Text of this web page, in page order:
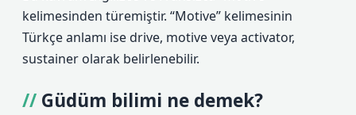
kelimesinden türemiştir. “Motive” kelimesinin
Türkçe anlamı ise drive, motive veya activator,
sustainer olarak belirlenebilir.
Güdüm bilimi ne demek?